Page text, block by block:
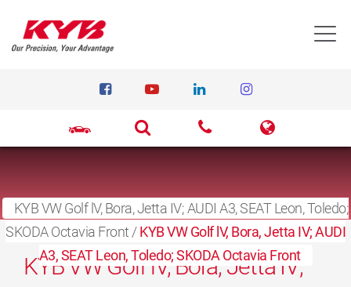
KYB VW Golf lV, Bora, Jetta IV; AUDI A3, SEAT Leon, Toledo;
SKODA Octavia Front /KYB VW Golf lV, Bora, Jetta IV; AUDI
A3, SEAT Leon, Toledo; SKODA Octavia Front
15 mars, 2017
KYB VW Golf lV, Bora, Jetta IV;